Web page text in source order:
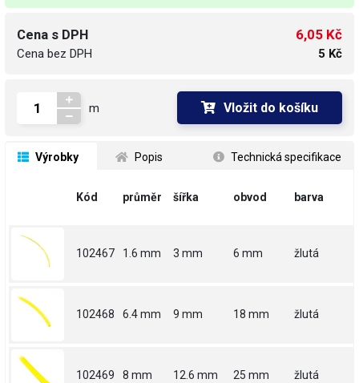
Cena s DPH
Cena bez DPH
6,05 Kč
5 Kč
m Vložit do košíku
Výrobky Popis Technická specifikace
Kód průměr šířka obvod barva
102467 1.6 mm 3 mm 6 mm žlutá
102468 6.4 mm 9 mm 18 mm žlutá
102469 8 mm 12.6 mm 25 mm žlutá